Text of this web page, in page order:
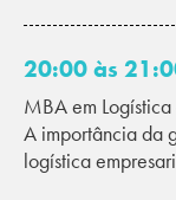
20:00 às
MBA em Logística
A importância da
logística